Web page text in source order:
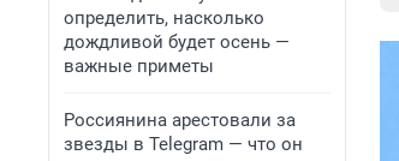
определить, насколько
дождливой будет осень —
важные приметы
Россиянина арестовали за
звезды в Telegram — что он